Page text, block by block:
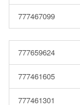
777467099
777659624
777461605
777461301